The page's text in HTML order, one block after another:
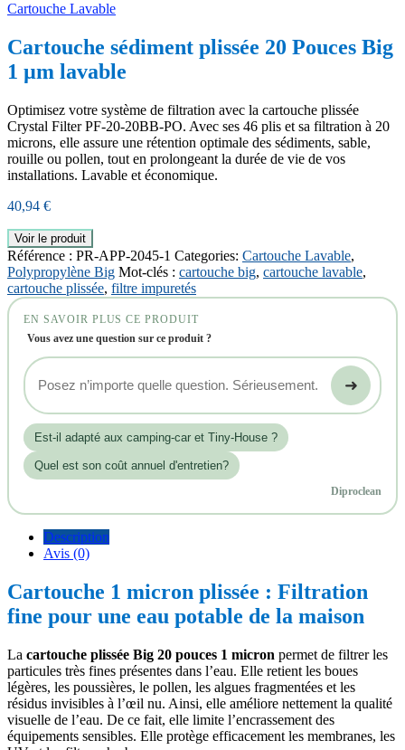
Cartouche Lavable
Cartouche sédiment plissée 20 Pouces Big
1 µm lavable
Optimisez votre système de filtration avec la cartouche plissée
Crystal Filter PF-20-20BB-PO. Avec ses 46 plis et sa filtration à 20
microns, elle assure une rétention optimale des sédiments, sable,
rouille ou pollen, tout en prolongeant la durée de vie de vos
installations. Lavable et économique.
40,94 €
Voir le produit
Référence : PR-APP-2045-1 Categories: Cartouche Lavable,
Polypropylène Big Mot-clés : cartouche big, cartouche lavable,
cartouche plissée, filtre impuretés
EN SAVOIR PLUS CE PRODUIT
Vous avez une question sur ce produit ?
➜
Est‑il adapté aux camping-car et Tiny-House ?
Quel est son coût annuel d'entretien?
Diproclean
Description
Avis (0)
Cartouche 1 micron plissée : Filtration
fine pour une eau potable de la maison
La cartouche plissée Big 20 pouces 1 micron permet de filtrer les
particules très fines présentes dans l’eau. Elle retient les boues
légères, les poussières, le pollen, les algues fragmentées et les
résidus invisibles à l’œil nu. Ainsi, elle améliore nettement la qualité
visuelle de l’eau. De ce fait, elle limite l’encrassement des
équipements sensibles. Elle protège efficacement les membranes, les